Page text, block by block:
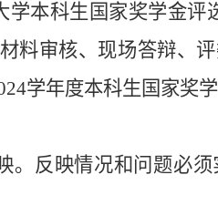
本科生国家奖学金评
料审核、 现场答辩、评
4学年度本科生国家奖
反映情况和问题必